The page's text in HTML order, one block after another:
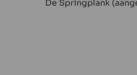
De Springplank